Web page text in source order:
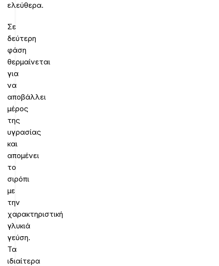
ελεύθερα.
Σε
δεύτερη
φάση
θερμαίνεται
για
να
αποβάλλει
μέρος
της
υγρασίας
και
απομένει
το
σιρόπι
με
την
χαρακτηριστική
γλυκιά
γεύση.
Τα
ιδιαίτερα